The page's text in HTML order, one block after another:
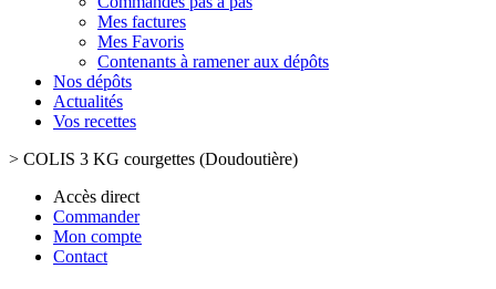
Mes factures
Mes Favoris
Contenants à ramener aux dépôts
Nos dépôts
Actualités
Vos recettes
> COLIS 3 KG courgettes (Doudoutière)
Accès direct
Commander
Mon compte
Contact